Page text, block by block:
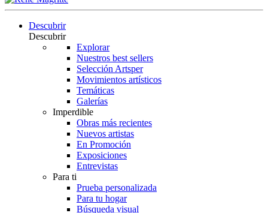
Descubrir
Descubrir
Explorar
Nuestros best sellers
Selección Artsper
Movimientos artísticos
Temáticas
Galerías
Imperdible
Obras más recientes
Nuevos artistas
En Promoción
Exposiciones
Entrevistas
Para ti
Prueba personalizada
Para tu hogar
Búsqueda visual